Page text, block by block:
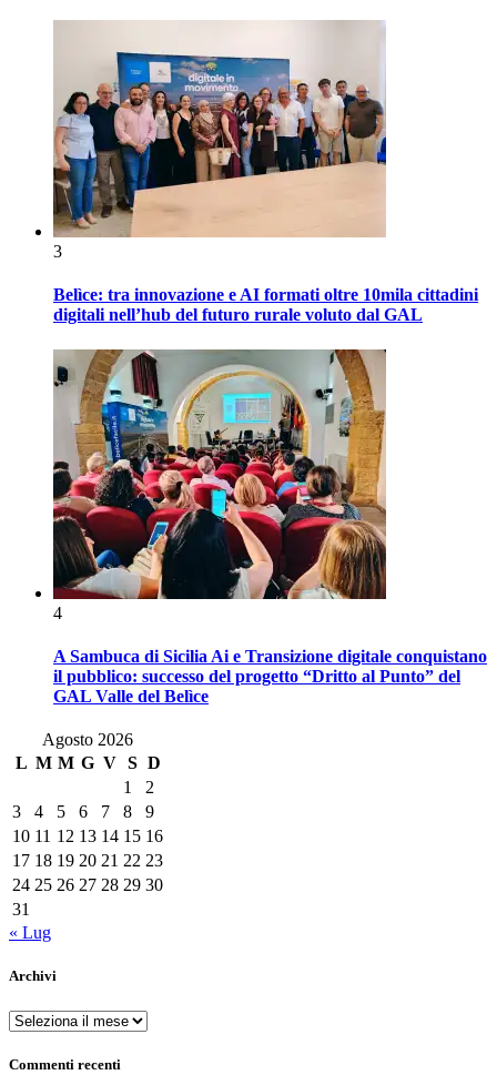
3
Belìce: tra innovazione e AI formati oltre 10mila cittadini
digitali nell’hub del futuro rurale voluto dal GAL
4
A Sambuca di Sicilia Ai e Transizione digitale conquistano
il pubblico: successo del progetto “Dritto al Punto” del
GAL Valle del Belìce
Agosto 2026
L M M G V S D
1
2
3
4 5 6 7 8
9
10 11 12 13 14 15 16
17 18 19 20 21 22 23
24 25 26 27 28 29 30
31
« Lug
Archivi
Archivi
Commenti recenti